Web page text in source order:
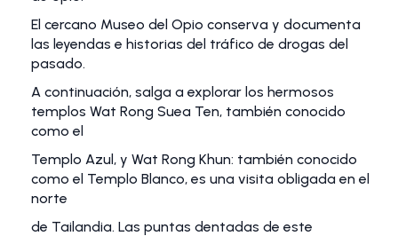
El cercano Museo del Opio conserva y documenta
las leyendas e historias del tráfico de drogas del
pasado.
A continuación, salga a explorar los hermosos
templos Wat Rong Suea Ten, también conocido
como el
Templo Azul, y Wat Rong Khun: también conocido
como el Templo Blanco, es una visita obligada en el
norte
de Tailandia. Las puntas dentadas de este